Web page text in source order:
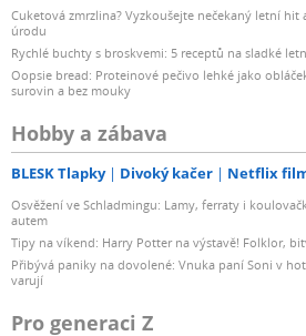
Cuketová zmrzlina? Vyzkoušejte nečekaný letní
úrodu
Rychlé buchty s broskvemi: 5 receptů na sladké
Oopsie bread: Proteinové pečivo lehké jako
surovin a bez mouky
Hobby a zábava
BLESK Tlapky Divoký kačer Netflix
Osvěžení ve Schladmingu: Lamy, ferraty i
autem
Tipy na víkend: Harry Potter na výstavě! Folklor,
Přibývá paniky na dovolené: Vnuka paní Soni v
varují
Pro generaci Z